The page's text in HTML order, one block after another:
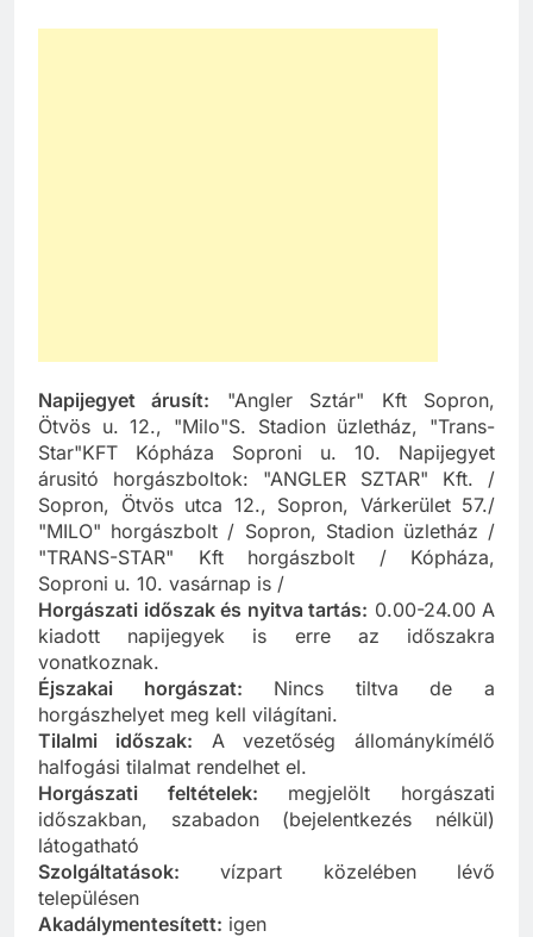
Napijegyet árusít: "Angler Sztár" Kft Sopron,
Ötvös u. 12., "Milo"S. Stadion üzletház, "Trans-
Star"KFT Kópháza Soproni u. 10. Napijegyet
árusitó horgászboltok: "ANGLER SZTAR" Kft. /
Sopron, Ötvös utca 12., Sopron, Várkerület 57./
"MILO" horgászbolt / Sopron, Stadion üzletház /
"TRANS-STAR" Kft horgászbolt / Kópháza,
Soproni u. 10. vasárnap is /
Horgászati időszak és nyitva tartás: 0.00-24.00 A
kiadott napijegyek is erre az időszakra
vonatkoznak.
Éjszakai horgászat: Nincs tiltva de a
horgászhelyet meg kell világítani.
Tilalmi időszak: A vezetőség állománykímélő
halfogási tilalmat rendelhet el.
Horgászati feltételek: megjelölt horgászati
időszakban, szabadon (bejelentkezés nélkül)
látogatható
Szolgáltatások: vízpart közelében lévő
településen
Akadálymentesített: igen